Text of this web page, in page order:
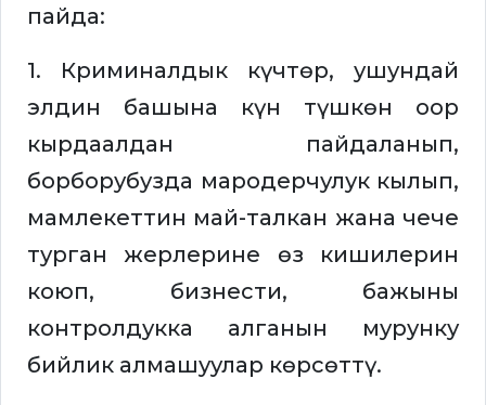
пайда:
1. Криминалдык күчтөр, ушундай
элдин башына күн түшкөн оор
кырдаалдан пайдаланып,
борборубузда мародерчулук кылып,
мамлекеттин май-талкан жана чече
турган жерлерине өз кишилерин
коюп, бизнести, бажыны
контролдукка алганын мурунку
бийлик алмашуулар көрсөттү.